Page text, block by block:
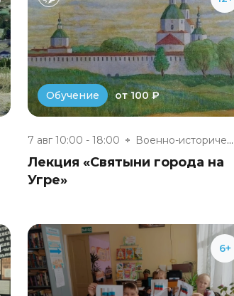
Обучение от 100 ₽
7 авг 10:00 - 18:00 Военно-исторический музей «Юхн...
Лекция «Святыни города на
Угре»
6+